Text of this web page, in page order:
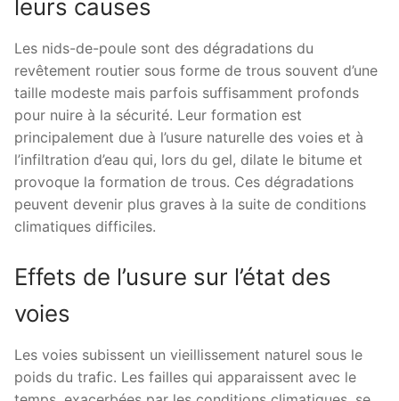
leurs causes
Les nids-de-poule sont des dégradations du
revêtement routier sous forme de trous souvent d’une
taille modeste mais parfois suffisamment profonds
pour nuire à la sécurité. Leur formation est
principalement due à l’usure naturelle des voies et à
l’infiltration d’eau qui, lors du gel, dilate le bitume et
provoque la formation de trous. Ces dégradations
peuvent devenir plus graves à la suite de conditions
climatiques difficiles.
Effets de l’usure sur l’état des
voies
Les voies subissent un vieillissement naturel sous le
poids du trafic. Les failles qui apparaissent avec le